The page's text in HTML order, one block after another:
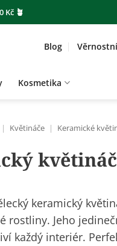
Kč 🪴
Blog
Kosmetika
| Květináče | Keramické
keramický
rostliny. Jeho
každý interiér.